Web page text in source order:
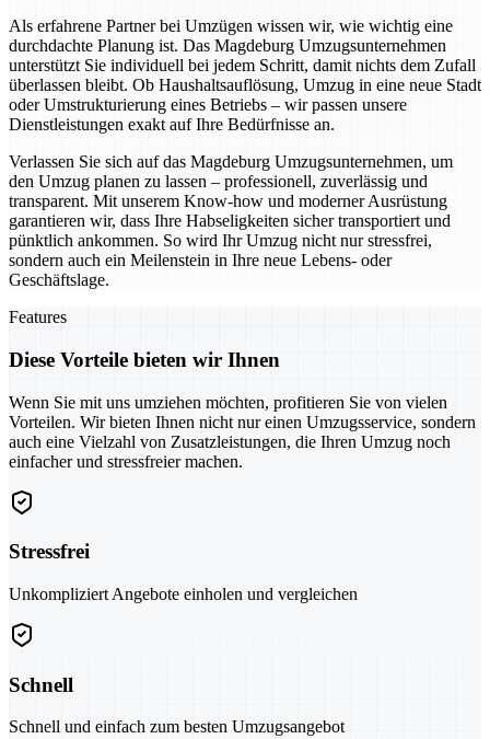
Als erfahrene Partner bei Umzügen wissen wir, wie wichtig eine
durchdachte Planung ist. Das Magdeburg Umzugsunternehmen
unterstützt Sie individuell bei jedem Schritt, damit nichts dem Zufall
überlassen bleibt. Ob Haushaltsauflösung, Umzug in eine neue Stadt
oder Umstrukturierung eines Betriebs – wir passen unsere
Dienstleistungen exakt auf Ihre Bedürfnisse an.
Verlassen Sie sich auf das Magdeburg Umzugsunternehmen, um
den Umzug planen zu lassen – professionell, zuverlässig und
transparent. Mit unserem Know-how und moderner Ausrüstung
garantieren wir, dass Ihre Habseligkeiten sicher transportiert und
pünktlich ankommen. So wird Ihr Umzug nicht nur stressfrei,
sondern auch ein Meilenstein in Ihre neue Lebens- oder
Geschäftslage.
Features
Diese Vorteile bieten wir Ihnen
Wenn Sie mit uns umziehen möchten, profitieren Sie von vielen
Vorteilen. Wir bieten Ihnen nicht nur einen Umzugsservice, sondern
auch eine Vielzahl von Zusatzleistungen, die Ihren Umzug noch
einfacher und stressfreier machen.
Stressfrei
Unkompliziert Angebote einholen und vergleichen
Schnell
Schnell und einfach zum besten Umzugsangebot